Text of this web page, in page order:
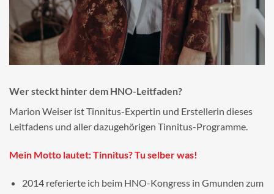
Wer steckt hinter dem HNO-Leitfaden?
Marion Weiser ist Tinnitus-Expertin und Erstellerin dieses
Leitfadens und aller dazugehörigen Tinnitus-Programme.
Mein Motto lautet: Tinnitus? Tu selber was!
2014 referierte ich beim HNO-Kongress in Gmunden zum